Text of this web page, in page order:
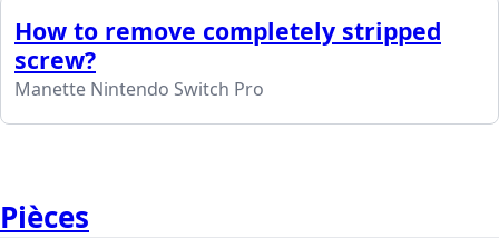
How to remove completely stripped
screw?
Manette Nintendo Switch Pro
Pièces